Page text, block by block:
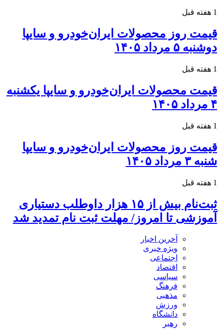
1 هفته قبل
قیمت روز محصولات ایران‌خودرو و سایپا
دوشنبه ۵ مرداد ۱۴۰۵
1 هفته قبل
قیمت محصولات ایران‌خودرو و سایپا یکشنبه
۴ مرداد ۱۴۰۵
1 هفته قبل
قیمت روز محصولات ایران‌خودرو و سایپا
شنبه ۳ مرداد ۱۴۰۵
1 هفته قبل
ثبت‌نام بیش از ۱۵ هزار داوطلب دستیاری
آموزشی تا امروز/ مهلت ثبت نام تمدید شد
آخرین اخبار
ویژه خبری
اجتماعی
اقتصاد
سیاسی
فرهنگ
مذهبی
ورزش
دانشگاه
رهبر